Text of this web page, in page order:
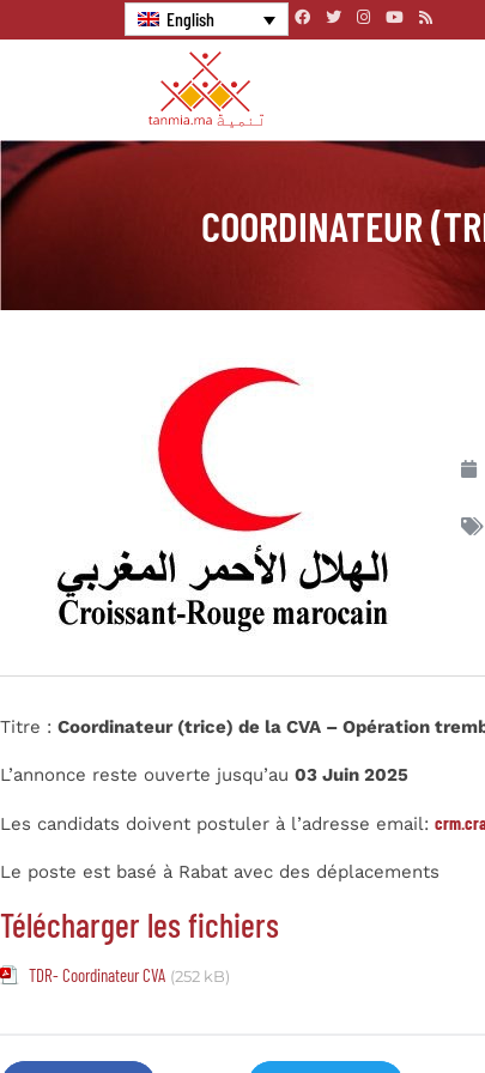
English
COORDINATEUR
Titre : Coordinateur (trice) de la CVA – Opération
L’annonce reste ouverte jusqu’au 03 Juin 2025
Les candidats doivent postuler à l’adresse email:
Le poste est basé à Rabat avec des déplacements
Télécharger les fichiers
TDR- Coordinateur CVA (252 kB)